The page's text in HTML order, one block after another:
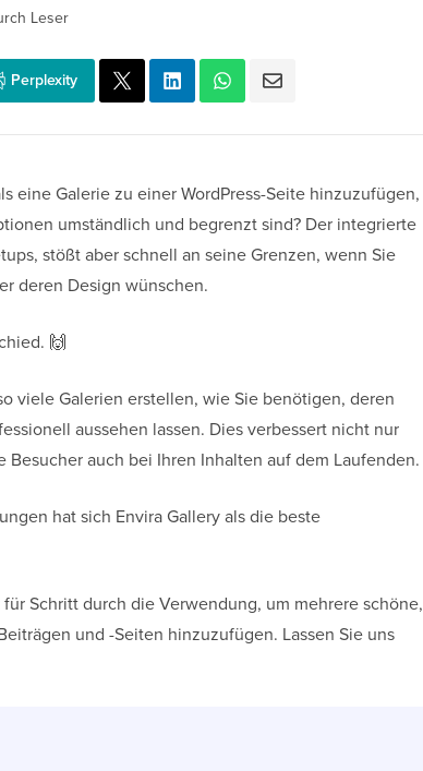
Leser
Perplexity
eine Galerie zu einer WordPress-Seite hinzuzufügen,
umständlich und begrenzt sind? Der integrierte
stößt aber schnell an seine Grenzen, wenn Sie
deren Design wünschen.
🙌
viele Galerien erstellen, wie Sie benötigen, deren
aussehen lassen. Dies verbessert nicht nur
Besucher auch bei Ihren Inhalten auf dem Laufenden.
hat sich Envira Gallery als die beste
Schritt durch die Verwendung, um mehrere schöne,
und -Seiten hinzuzufügen. Lassen Sie uns